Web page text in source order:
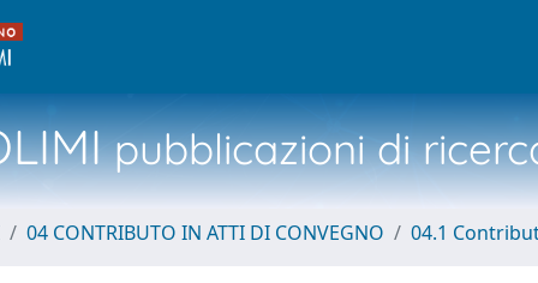
pubblicazioni di
04 CONTRIBUTO IN ATTI DI CONVEGNO 04.1